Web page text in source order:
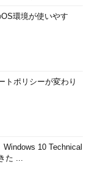
環境が使いやす
トポリシーが変わり
10 Technical
た ...